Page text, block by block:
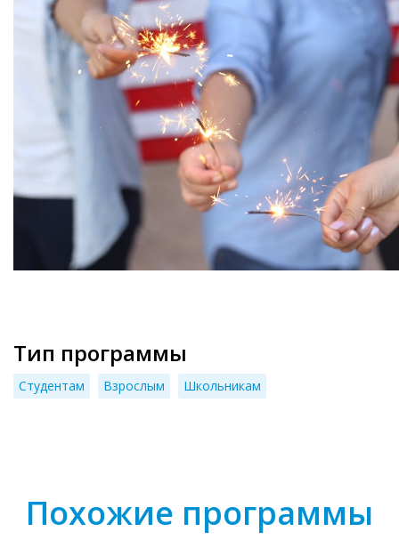
Тип программы
Студентам Взрослым Школьникам
Похожие программы